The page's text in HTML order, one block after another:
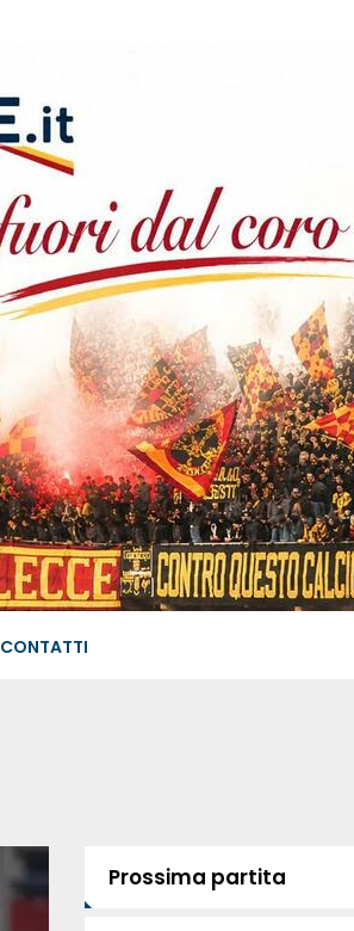
CONTATTI
Prossima partita